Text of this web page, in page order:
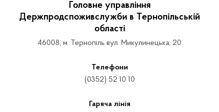
Головне управління
Держпродспоживслужби в Тернопільській
області
46008, м. Тернопіль вул. Микулинецька, 20
Телефони
(0352) 52 10 10
Гаряча лінія